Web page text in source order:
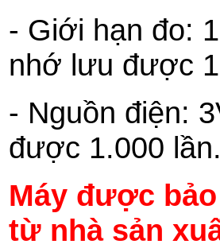
- Giới hạn đo:
nhớ lưu được
- Nguồn điện:
được 1.000 lần.
Máy được
từ nhà sản